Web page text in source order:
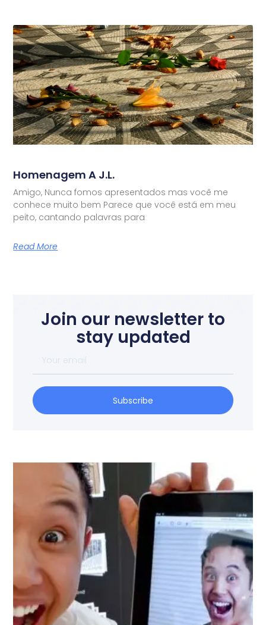
Homenagem A J.L.
Amigo, Nunca fomos apresentados mas você me
conhece muito bem Parece que você está em meu
peito, cantando palavras para
Read More
Join our newsletter to
stay updated
Subscribe